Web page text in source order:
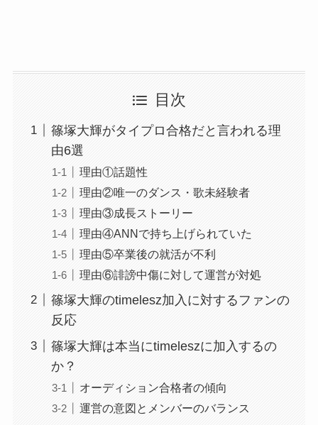
目次
篠塚大輝がタイプロ合格だと言われる理
由6選
理由①話題性
理由②唯一のダンス・歌未経験者
理由③成長ストーリー
理由④ANNで持ち上げられていた
理由⑤卒業後の就活が不利
理由⑥誹謗中傷に対して運営が対処
篠塚大輝のtimelesz加入に対するファンの
反応
篠塚大輝は本当にtimeleszに加入するの
か？
オーディション合格者の傾向
運営の意図とメンバーのバランス